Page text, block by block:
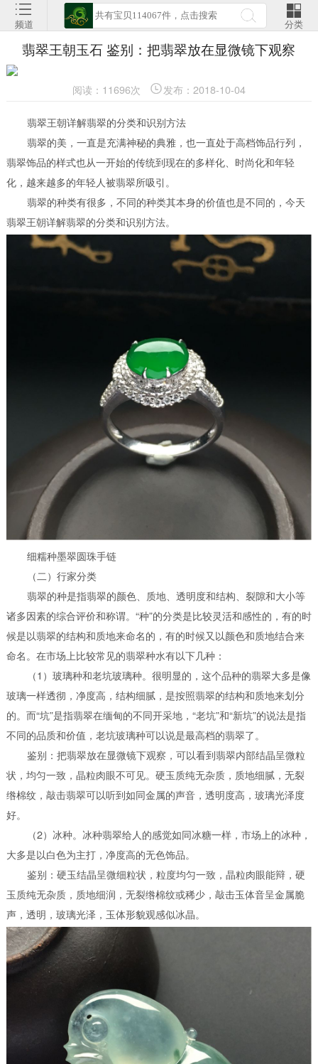
频道 分类
翡翠王朝玉石 鉴别：把翡翠放在显微镜下观察
阅读：11696次 发布：2018-10-04
翡翠王朝详解翡翠的分类和识别方法
翡翠的美，一直是充满神秘的典雅，也一直处于高档饰品行列，
翡翠饰品的样式也从一开始的传统到现在的多样化、时尚化和年轻
化，越来越多的年轻人被翡翠所吸引。
翡翠的种类有很多，不同的种类其本身的价值也是不同的，今天
翡翠王朝详解翡翠的分类和识别方法。
细糯种墨翠圆珠手链
（二）行家分类
翡翠的种是指翡翠的颜色、质地、透明度和结构、裂隙和大小等
诸多因素的综合评价和称谓。“种”的分类是比较灵活和感性的，有的时
候是以翡翠的结构和质地来命名的，有的时候又以颜色和质地结合来
命名。在市场上比较常见的翡翠种水有以下几种：
（1）玻璃种和老坑玻璃种。很明显的，这个品种的翡翠大多是像
玻璃一样透彻，净度高，结构细腻，是按照翡翠的结构和质地来划分
的。而“坑”是指翡翠在缅甸的不同开采地，“老坑”和“新坑”的说法是指
不同的品质和价值，老坑玻璃种可以说是最高档的翡翠了。
鉴别：把翡翠放在显微镜下观察，可以看到翡翠内部结晶呈微粒
状，均匀一致，晶粒肉眼不可见。硬玉质纯无杂质，质地细腻，无裂
绺棉纹，敲击翡翠可以听到如同金属的声音，透明度高，玻璃光泽度
好。
（2）冰种。冰种翡翠给人的感觉如同冰糖一样，市场上的冰种，
大多是以白色为主打，净度高的无色饰品。
鉴别：硬玉结晶呈微细粒状，粒度均匀一致，晶粒肉眼能辩，硬
玉质纯无杂质，质地细润，无裂绺棉纹或稀少，敲击玉体音呈金属脆
声，透明，玻璃光泽，玉体形貌观感似冰晶。